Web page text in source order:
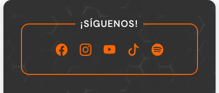
¡SÍGUENOS!